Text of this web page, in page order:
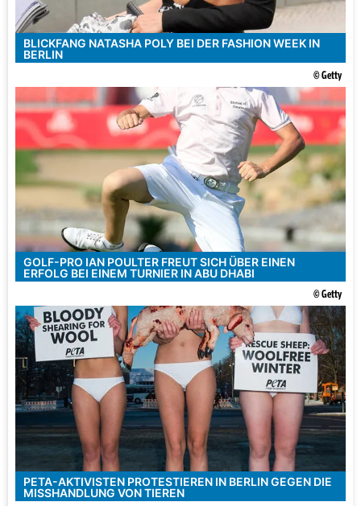
BLICKFANG NATASHA POLY BEI DER FASHION WEEK IN
BERLIN
© Getty
GOLF-PRO IAN POULTER FREUT SICH ÜBER EINEN
ERFOLG BEI EINEM TURNIER IN ABU DHABI
© Getty
PETA-AKTIVISTEN PROTESTIEREN IN BERLIN GEGEN DIE
MISSHANDLUNG VON TIEREN